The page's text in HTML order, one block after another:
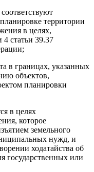
территории
в целях,
статьи 39.37
в границах, указанных
объектов,
планировки
в целях
которое
земельного
нужд, и
ходатайства об
государственных или